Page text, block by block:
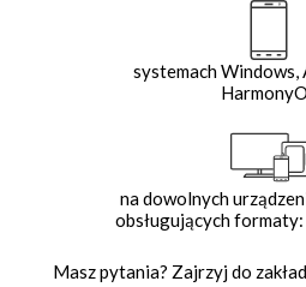
systemach Windows,
na dowolnych
obsługujących
Masz pytania? Zajrzyj do